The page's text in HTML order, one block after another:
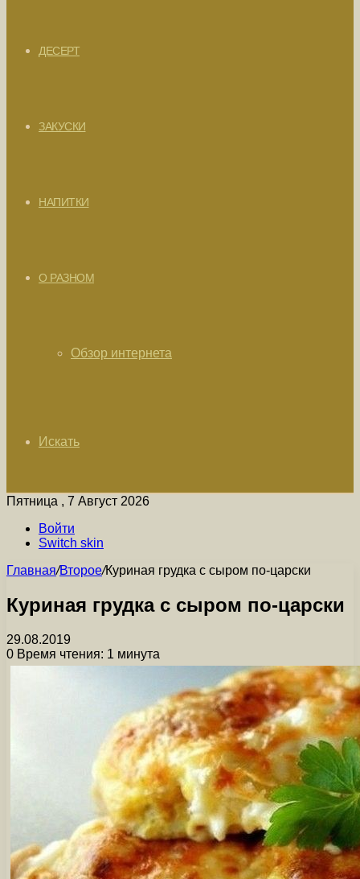
ДЕСЕРТ
ЗАКУСКИ
НАПИТКИ
О РАЗНОМ
Обзор интернета
Искать
Пятница , 7 Август 2026
Войти
Switch skin
Главная/Второе/Куриная грудка с сыром по-царски
Куриная грудка с сыром по-царски
29.08.2019
0 Время чтения: 1 минута